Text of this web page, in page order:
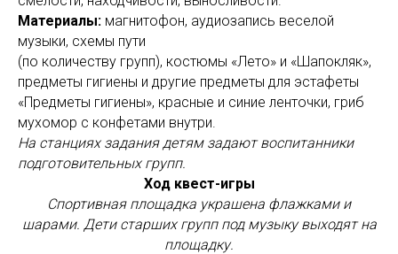
Материалы: магнитофон, аудиозапись веселой
музыки, схемы пути
(по количеству групп), костюмы «Лето» и «Шапокляк»,
предметы гигиены и другие предметы для эстафеты
«Предметы гигиены», красные и синие ленточки, гриб
мухомор с конфетами внутри.
На станциях задания детям задают воспитанники
подготовительных групп.
Ход квест-игры
Спортивная площадка украшена флажками и
шарами. Дети старших групп под музыку выходят на
площадку.